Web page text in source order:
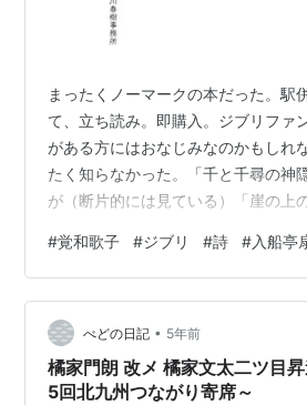
まったくノーマークの本だった。駅
て、立ち読み。即購入。ジブリファ
がある方にはおなじみなのかもしれ
たく知らなかった。「千と千尋の神
が（断片的には見ている）「崖の上
作詞家だそうである。道理で、棚が
も置いているんだ。ハルキ文庫が小
るなんて、おかしいと思った。 遅ま
感動させてもらった。ついでにいう
入船亭扇辰。落語家の奥様が誰かは
うだったのか。 覚和歌子詩集 (ハル
#覚和歌子 #ジブリ #詩 #入船亭
べどの日記 • 5年前
橘家門朗 改メ 橘家文太二ツ目
5回北九州つながり寄席～